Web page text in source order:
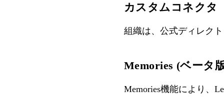
カスタムコネクタ
組織は、公式ディレク
Memories (ベータ
Memories機能により、